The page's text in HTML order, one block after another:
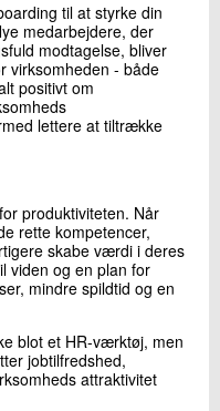
til at styrke din
medarbejdere, der
modtagelse, bliver
virksomheden - både
positivt om
lettere at tiltrække
produktiviteten. Når
rette kompetencer,
skabe værdi i deres
viden og en plan for
mindre spildtid og en
blot et HR-værktøj, men
jobtilfredshed,
attraktivitet